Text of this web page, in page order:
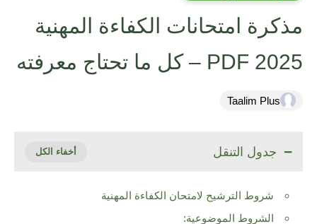
مذكرة امتحانات الكفاءة المهنية
2025 PDF – كل ما تحتاج معرفته
Taalim Plus
جدول التنقل
شروط الترشيح لامتحان الكفاءة المهنية
الشروط الموضوعية: